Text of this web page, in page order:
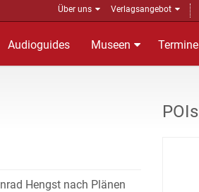
Über uns Verlagsangebot
Audioguides Museen Termine
Hengst nach Plänen
POIs